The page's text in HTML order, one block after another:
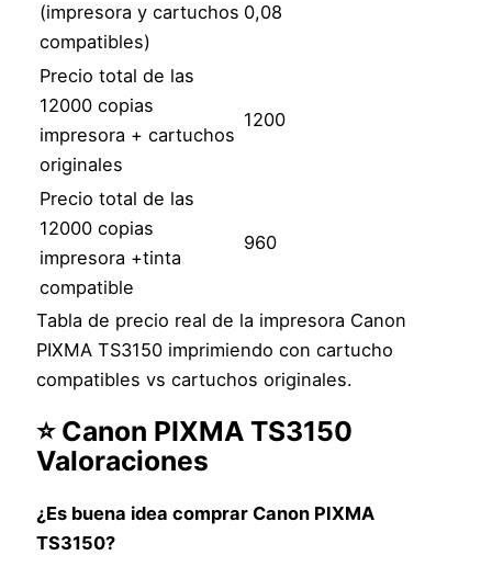
(impresora y cartuchos
compatibles)
0,08
Precio total de las
12000 copias
impresora + cartuchos
originales
1200
Precio total de las
12000 copias
impresora +tinta
compatible
960
Tabla de precio real de la impresora Canon
PIXMA TS3150 imprimiendo con cartucho
compatibles vs cartuchos originales.
⭐ Canon PIXMA TS3150
Valoraciones
¿Es buena idea comprar Canon PIXMA
TS3150?